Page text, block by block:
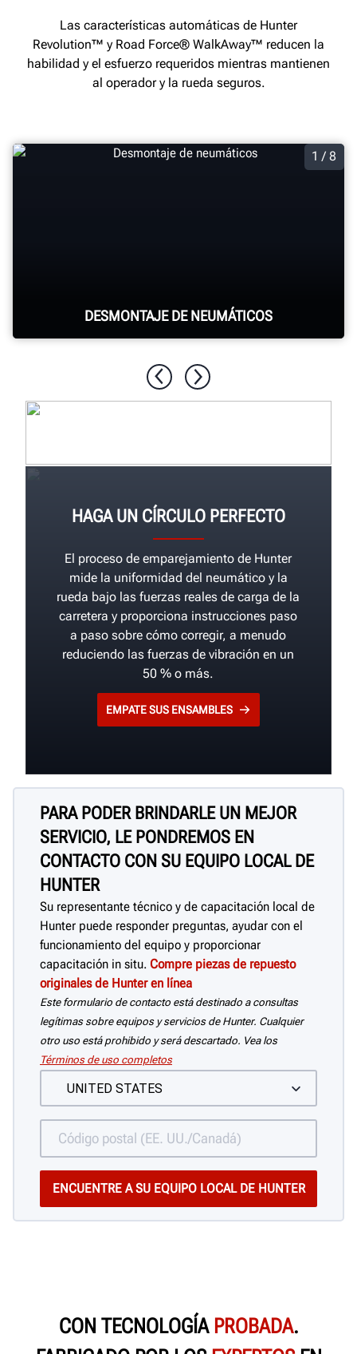
1 / 8
DESMONTAJE DE NEUMÁTICOS
Las características automáticas de Hunter
Revolution™ y Road Force® WalkAway™ reducen la
habilidad y el esfuerzo requeridos mientras mantienen
al operador y la rueda seguros.
HAGA UN CÍRCULO PERFECTO
El proceso de emparejamiento de Hunter
mide la uniformidad del neumático y la
rueda bajo las fuerzas reales de carga de la
carretera y proporciona instrucciones paso
a paso sobre cómo corregir, a menudo
reduciendo las fuerzas de vibración en un
50 % o más.
EMPATE SUS ENSAMBLES
PARA PODER BRINDARLE UN MEJOR
SERVICIO, LE PONDREMOS EN
CONTACTO CON SU EQUIPO LOCAL DE
HUNTER
Su representante técnico y de capacitación local de
Hunter puede responder preguntas, ayudar con el
funcionamiento del equipo y proporcionar
capacitación in situ. Compre piezas de repuesto
originales de Hunter en línea
Este formulario de contacto está destinado a consultas
legítimas sobre equipos y servicios de Hunter. Cualquier
otro uso está prohibido y será descartado. Vea los
Términos de uso completos
CON TECNOLOGÍA PROBADA.